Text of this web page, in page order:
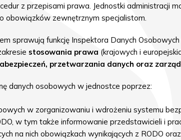
z przepisami prawa. Jednostki administracji
obowiązków zewnętrznym specjalistom.
sprawują funkcję Inspektora Danych Osobowych
stosowania prawa (krajowych i
przetwarzania danych oraz
danych osobowych w jednostce poprzez:
w zorganizowaniu i wdrożeniu systemu
w tym także informowanie przedstawicieli i
na nich obowiązkach wynikających z RODO